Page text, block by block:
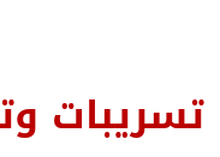
تسريبات